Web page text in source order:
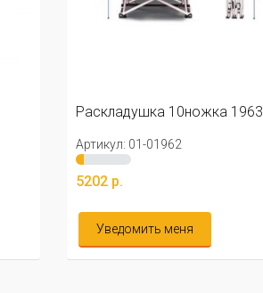
Раскладушка 10ножка 1963
Артикул: 01-01962
5202 р.
Уведомить меня